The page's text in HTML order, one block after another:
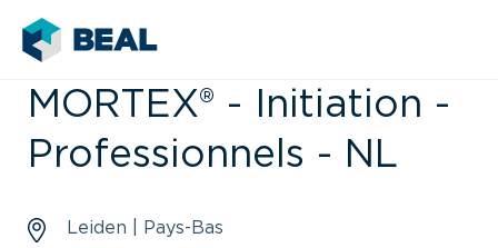
MORTEX® - Initiation -
Professionnels - NL
Leiden | Pays-Bas